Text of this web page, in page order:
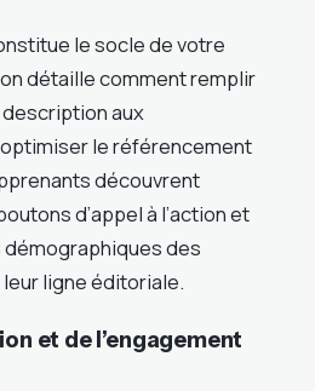
le socle de votre
détaille comment remplir
aux
le référencement
découvrent
d’appel à l’action et
des
ligne éditoriale.
et de l’engagement